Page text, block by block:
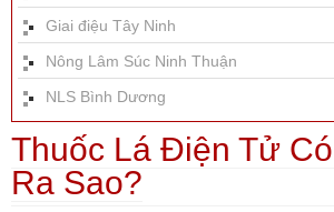
Giai điệu Tây Ninh
Nông Lâm Súc Ninh Thuận
NLS Bình Dương
Thuốc Lá Điện Tử
Ra Sao?